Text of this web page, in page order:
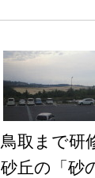
鳥取まで研
砂丘の「砂